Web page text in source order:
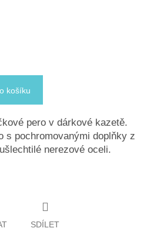
košíku
pero v dárkové kazetě.
s pochromovanými doplňky z
nerezové oceli.
SDÍLET